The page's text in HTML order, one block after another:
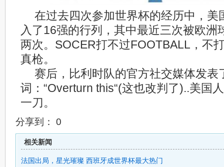
在过去四次参加世界杯的经历中，美
入了16强的行列，其中最近三次被欧洲
两次。SOCER打不过FOOTBALL，不
真枪。
赛后，比利时队的官方社交媒体发表
词：“Overturn this“(这也改判了)..美国
一刀。
分享到： 0
相关新闻
法国出局，星光璀璨 西班牙成世界杯最大热门